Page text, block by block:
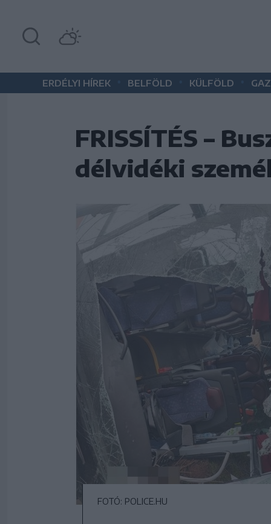
ERDÉLYI HÍREK BELFÖLD KÜLFÖLD
FRISSÍTÉS –
délvidéki
FOTÓ: POLICE.HU